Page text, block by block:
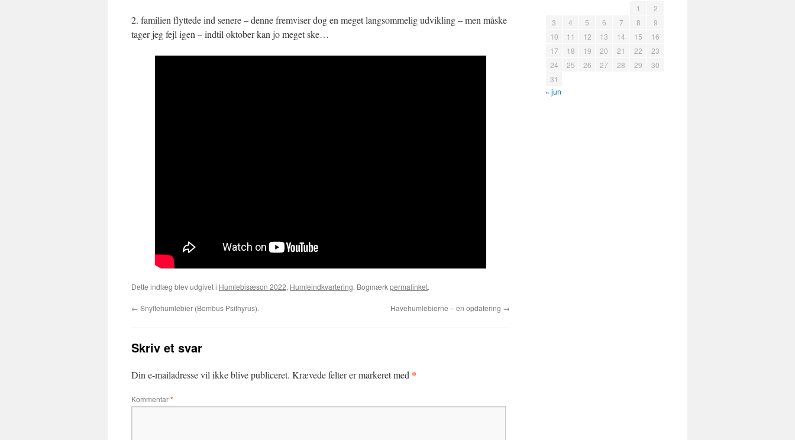
2. familien flyttede ind senere – denne fremviser dog en meget langsommelig udvikling – men måske
tager jeg fejl igen – indtil oktober kan jo meget ske…
Dette indlæg blev udgivet i Humlebisæson 2022, Humleindkvartering. Bogmærkpermalinket.
← Snyltehumlebier (Bombus Psithyrus). Havehumlebierne – en opdatering →
Skriv et svar
Din e-mailadresse vil ikke blive publiceret. Krævede felter er markeret med *
Kommentar*
1
2
3
4 5 6 7 8
9
10
11 12 13 14 15
16
17
18 19 20 21 22
23
24
25 26 27 28 29
30
31
« jun